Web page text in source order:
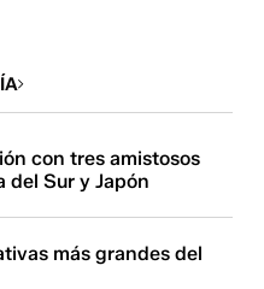
con tres amistosos
del Sur y Japón
más grandes del